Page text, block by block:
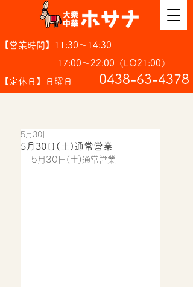
【営業時間】11:30～14:30
17:00～22:00（LO21:00）
【定休日】日曜日
​0438-63-4378
5月30日(土)通常営業
5月30日
5月30日(土)通常営業